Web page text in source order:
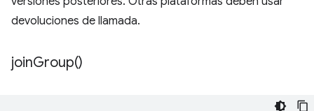
devoluciones de llamada.
joinGroup()